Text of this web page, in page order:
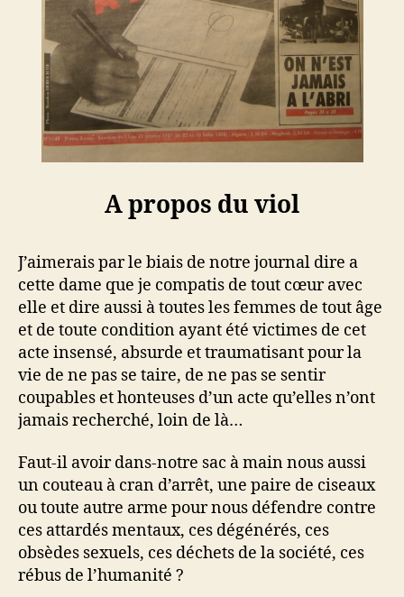
A propos du viol
J’aimerais par le biais de notre journal dire a
cette dame que je compatis de tout cœur avec
elle et dire aussi à toutes les femmes de tout âge
et de toute condition ayant été victimes de cet
acte insensé, absurde et traumatisant pour la
vie de ne pas se taire, de ne pas se sentir
coupables et honteuses d’un acte qu’elles n’ont
jamais recherché, loin de là…
Faut-il avoir dans-notre sac à main nous aussi
un couteau à cran d’arrêt, une paire de ciseaux
ou toute autre arme pour nous défendre contre
ces attardés mentaux, ces dégénérés, ces
obsèdes sexuels, ces déchets de la société, ces
rébus de l’humanité ?